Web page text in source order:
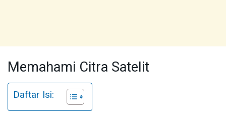
Memahami Citra Satelit
Daftar Isi: